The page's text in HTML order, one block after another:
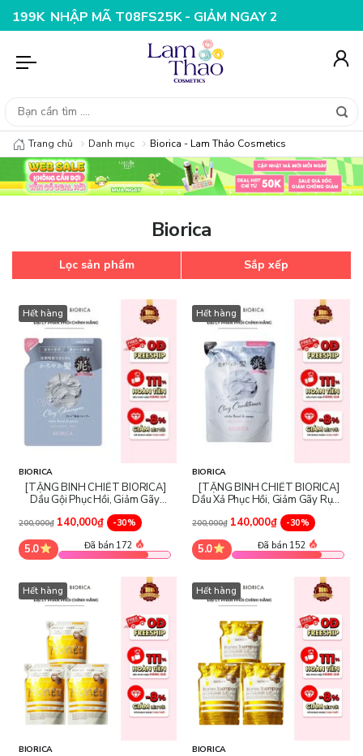
T08FS25K - GIẢM NGAY 25K CHO ĐƠN HÀNG 99K
Trang chủ Danh mục Biorica - Lam Thảo Cosmetics
Biorica
Lọc sản phẩm Sắp xếp
Hết hàng
BIORICA
[TẶNG BÌNH CHIẾT BIORICA]
Dầu Gội Phục Hồi, Giảm Gãy
Rụng Tóc Biorica Clay Shampoo
White Floral & Savon
200,000₫ 140,000₫ -30%
5.0 Đã bán 172
Hết hàng
BIORICA
[TẶNG BÌNH CHIẾT BIORICA]
Dầu Xả Phục Hồi, Giảm Gãy Rụng
Tóc Biorica Clay Conditioner
White Floral & Savon
200,000₫ 140,000₫ -30%
5.0 Đã bán 152
Hết hàng
BIORICA
Hết hàng
BIORICA